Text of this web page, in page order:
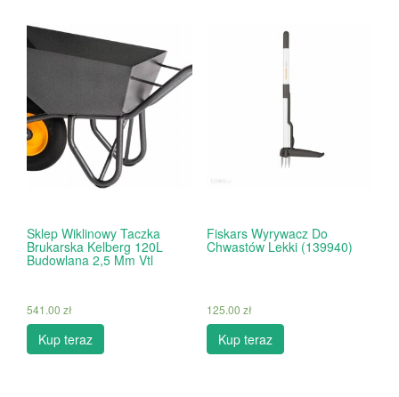
Sklep Wiklinowy Taczka
Brukarska Kelberg 120L
Budowlana 2,5 Mm Vtl
541.00 zł
Kup teraz
Fiskars Wyrywacz Do
Chwastów Lekki (139940)
125.00 zł
Kup teraz